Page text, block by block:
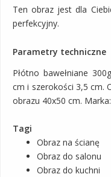
Ten obraz jest dla
perfekcyjny.
Parametry techniczne
Płótno bawełniane
cm i szerokości 3,5 cm.
obrazu 40x50 cm.
Tagi
Obraz na ścianę
Obraz do salonu
Obraz do kuchni